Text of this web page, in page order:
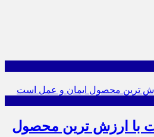
با ارزش ترین محصول